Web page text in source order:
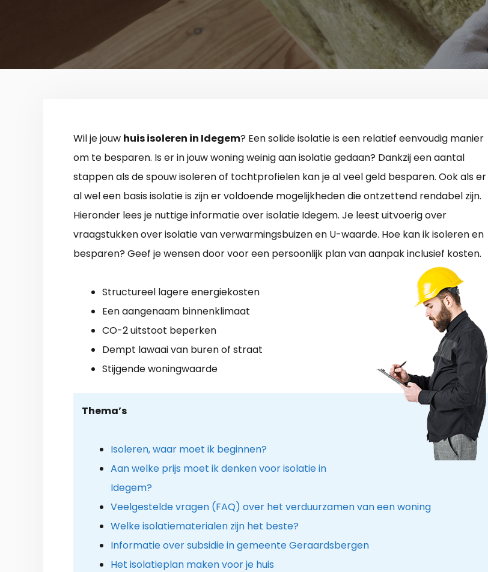
Wil je jouw huis isoleren in Idegem? Een solide isolatie is een relatief eenvoudig manier
om te besparen. Is er in jouw woning weinig aan isolatie gedaan? Dankzij een aantal
stappen als de spouw isoleren of tochtprofielen kan je al veel geld besparen. Ook als er
al wel een basis isolatie is zijn er voldoende mogelijkheden die ontzettend rendabel zijn.
Hieronder lees je nuttige informatie over isolatie Idegem. Je leest uitvoerig over
vraagstukken over isolatie van verwarmingsbuizen en U-waarde. Hoe kan ik isoleren en
besparen? Geef je wensen door voor een persoonlijk plan van aanpak inclusief kosten.
Structureel lagere energiekosten
Een aangenaam binnenklimaat
CO-2 uitstoot beperken
Dempt lawaai van buren of straat
Stijgende woningwaarde
Thema’s
Isoleren, waar moet ik beginnen?
Aan welke prijs moet ik denken voor isolatie in
Idegem?
Veelgestelde vragen (FAQ) over het verduurzamen van een woning
Welke isolatiematerialen zijn het beste?
Informatie over subsidie in gemeente Geraardsbergen
Het isolatieplan maken voor je huis